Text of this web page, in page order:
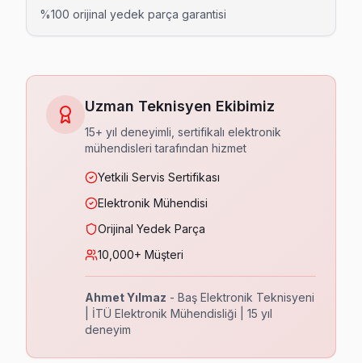
Mevlana TV Servis
Mevlana'deki en yaygın TV arızalarından biri güç
Mimar Sinan mahallesi TV servisinde fiyat sürprizi yok:
Mimar Sinan bölgesi TV Servis →
Mustafa Kemal TV Servis
Ataşehir'ın Mustafa Kemal bölgesinde arıza yapan
Mustafa Kemal bölgesi TV Servis →
Örnek TV Servis
Örnek bölgesi TV Servis →
%100 orijinal yedek parça garantisi
Uzman Teknisyen Ekibimiz
15+ yıl deneyimli, sertifikalı elektronik
mühendisleri tarafından hizmet
Yetkili Servis Sertifikası
Elektronik Mühendisi
Orijinal Yedek Parça
10,000+ Müşteri
Ahmet Yılmaz - Baş Elektronik Teknisyeni
| İTÜ Elektronik Mühendisliği | 15 yıl
deneyim